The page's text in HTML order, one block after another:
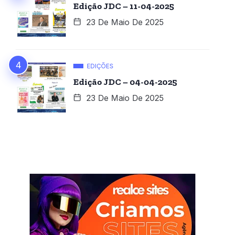
Edição JDC – 11-04-2025
23 De Maio De 2025
EDIÇÕES
Edição JDC – 04-04-2025
23 De Maio De 2025